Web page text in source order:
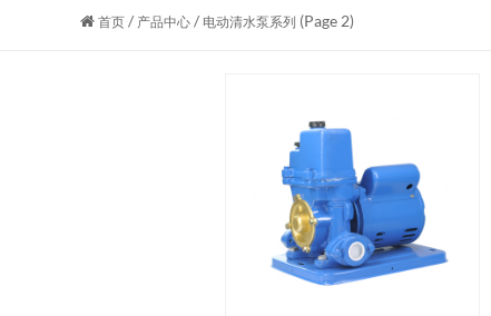
首页 / 产品中心 / 电动清水泵系列 (Page 2)